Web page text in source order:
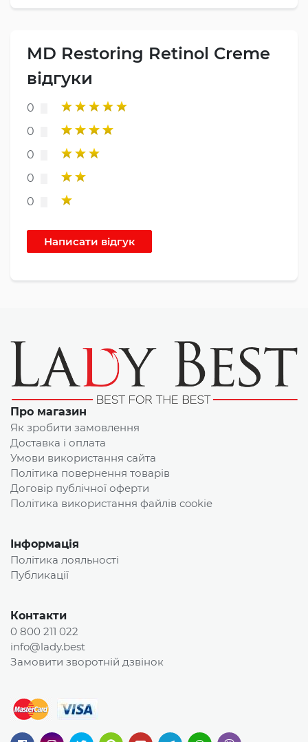
MD Restoring Retinol Creme
відгуки
0
0
0
0
0
Про магазин
Як зробити замовлення
Доставка і оплата
Умови використання сайта
Політика повернення товарів
Договір публічної оферти
Політика використання файлів cookie
Інформація
Політика лояльності
Публикації
Контакти
0 800 211 022
info@lady.best
Замовити зворотній дзвінок